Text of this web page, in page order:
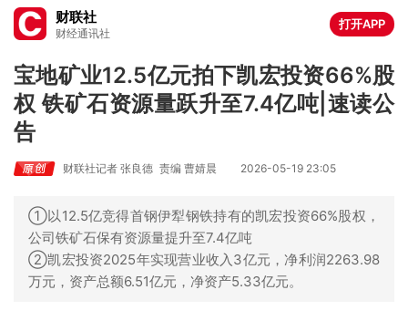
财联社
财经通讯社
打开APP
宝地矿业12.5亿元拍下凯宏投资66%股
权 铁矿石资源量跃升至7.4亿吨|速读公
告
财联社记者 张良德 责编 曹婧晨 2026-05-19 23:05
①以12.5亿竞得首钢伊犁钢铁持有的凯宏投资66%股权，
公司铁矿石保有资源量提升至7.4亿吨
②凯宏投资2025年实现营业收入3亿元，净利润2263.98
万元，资产总额6.51亿元，净资产5.33亿元。